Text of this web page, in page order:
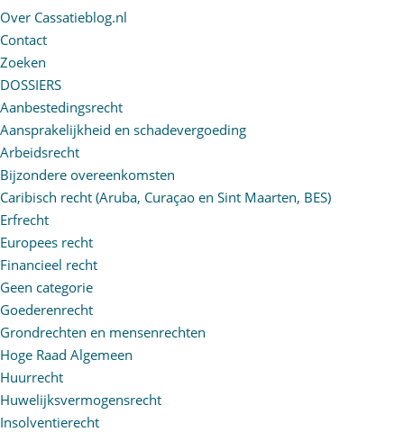
Over Cassatieblog.nl
Contact
Zoeken
DOSSIERS
Aanbestedingsrecht
Aansprakelijkheid en schadevergoeding
Arbeidsrecht
Bijzondere overeenkomsten
Caribisch recht (Aruba, Curaçao en Sint Maarten, BES)
Erfrecht
Europees recht
Financieel recht
Geen categorie
Goederenrecht
Grondrechten en mensenrechten
Hoge Raad Algemeen
Huurrecht
Huwelijksvermogensrecht
Insolventierecht